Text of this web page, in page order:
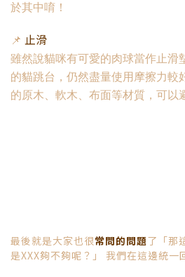
於其中唷！
📌 止滑
雖然說貓咪有可愛的肉球當作止滑
的貓跳台，仍然盡量使用摩擦力較
的原木、軟木、布面等材質，可以
最後就是大家也很常問的問題了「那
是XXX夠不夠呢？」 我們在這邊統一